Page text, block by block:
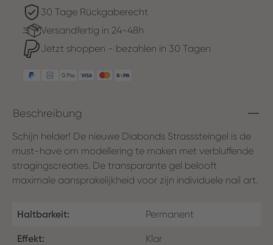
30 Tage Rückgaberecht
Versandfertig in 24-48h
Jetzt shoppen - bezahlen in 30 Tagen
Beschreibung
Schijn helder! De nieuwe Diabonds Strasssteingel is de
must-have om modellering te maken met verbluffende
stragingscreaties. De transparante gel belooft
maximale aansprakelijkheid voor zijn individuele nail art.
Haltbarkeit: Permanent
Effekt: Klar